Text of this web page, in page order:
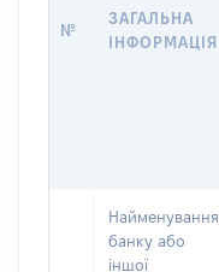
№
ЗАГАЛЬНА
ІНФОРМАЦІЯ
Найменування
банку або
іншої